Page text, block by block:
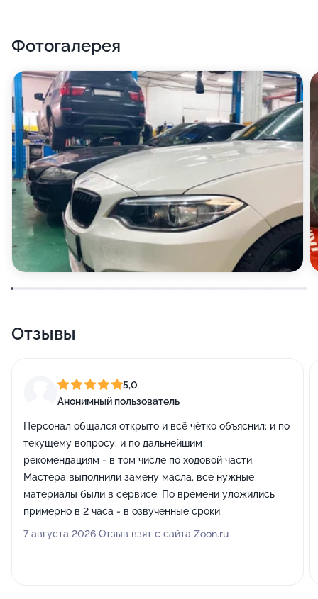
Фотогалерея
Отзывы
5,0
Анонимный пользователь
Персонал общался открыто и всё чётко объяснил: и по
текущему вопросу, и по дальнейшим
рекомендациям - в том числе по ходовой части.
Мастера выполнили замену масла, все нужные
материалы были в сервисе. По времени уложились
примерно в 2 часа - в озвученные сроки.
7 августа 2026 Отзыв взят с сайта Zoon.ru